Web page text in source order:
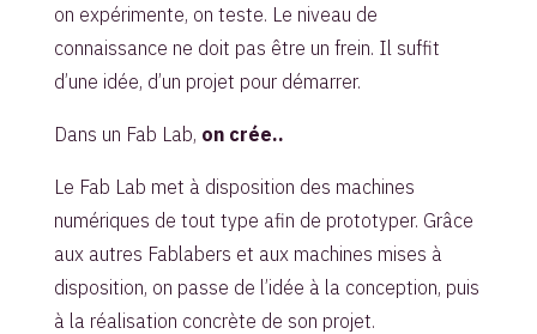
on expérimente, on teste. Le niveau de
connaissance ne doit pas être un frein. Il suffit
d’une idée, d’un projet pour démarrer.
Dans un Fab Lab, on crée..
Le Fab Lab met à disposition des machines
numériques de tout type afin de prototyper. Grâce
aux autres Fablabers et aux machines mises à
disposition, on passe de l’idée à la conception, puis
à la réalisation concrète de son projet.